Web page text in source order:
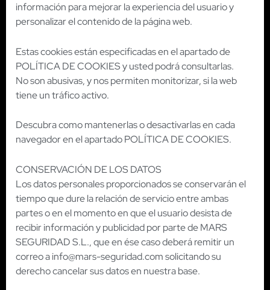
información para mejorar la experiencia del usuario y
personalizar el contenido de la página web.
Estas cookies están especificadas en el apartado de
POLÍTICA DE COOKIES y usted podrá consultarlas.
No son abusivas, y nos permiten monitorizar, si la web
tiene un tráfico activo.
Descubra como mantenerlas o desactivarlas en cada
navegador en el apartado POLÍTICA DE COOKIES.
CONSERVACIÓN DE LOS DATOS
Los datos personales proporcionados se conservarán el
tiempo que dure la relación de servicio entre ambas
partes o en el momento en que el usuario desista de
recibir información y publicidad por parte de MARS
SEGURIDAD S.L., que en ése caso deberá remitir un
correo a info@mars-seguridad.com solicitando su
derecho cancelar sus datos en nuestra base.